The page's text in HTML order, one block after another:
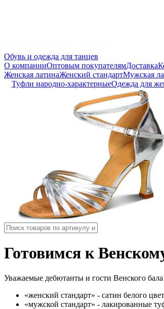
Обувь и одежда для танцев
О компанииОптовым покупателямДоставка
Женская латинаЖенский стандартМужская
Туфли народно-характерныеОдежда для
Готовимся к
Уважаемые дебютанты и гости Венского
«женский стандарт» - сатин белого
«мужской стандарт» - лакированные